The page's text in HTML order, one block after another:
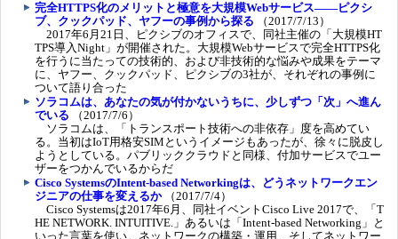
完全HTTPS化のメリットと極意を大規模Webサービス――ピクシ
ブ、クックパッド、ヤフーの事例から探る （2017/7/13）
2017年6月21日、ピクシブのオフィスで、同社主催の「大規模HT
TPS導入Night」が開催された。大規模Webサービスで完全HTTPS化
を行うに当たっての技術的、および非技術的な悩みや成果をテーマ
に、ヤフー、クックパッド、ピクシブの3社が、それぞれの事例に
ついて語り合った
ソラコムは、あなたの気が付かないうちに、少しずつ「次」へ進ん
でいる （2017/7/6）
ソラコムは、「トランスポート技術への非依存」度を高めてい
る。当初はIoT用格安SIMというイメージもあったが、徐々に脱皮し
ようとしている。パブリッククラウドと同様、付加サービスでユー
ザーをつかんでいるからだ
Cisco SystemsのIntent-based Networkingは、どうネットワークエン
ジニアの仕事を変えるか（2017/7/4）
Cisco Systemsは2017年6月、同社イベントCisco Live 2017で、「T
HE NETWORK. INTUITIVE.」あるいは「Intent-based Networking」と
いった言葉を使い、ネットワークの構築・運用、そしてネットワー